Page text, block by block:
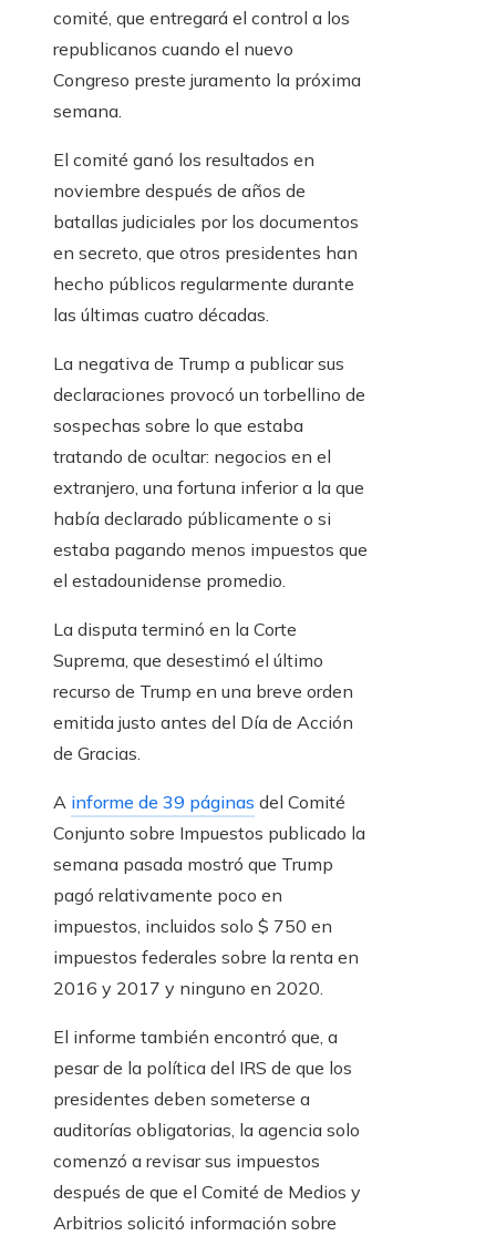
comité, que entregará el control a los
republicanos cuando el nuevo
Congreso preste juramento la próxima
semana.
El comité ganó los resultados en
noviembre después de años de
batallas judiciales por los documentos
en secreto, que otros presidentes han
hecho públicos regularmente durante
las últimas cuatro décadas.
La negativa de Trump a publicar sus
declaraciones provocó un torbellino de
sospechas sobre lo que estaba
tratando de ocultar: negocios en el
extranjero, una fortuna inferior a la que
había declarado públicamente o si
estaba pagando menos impuestos que
el estadounidense promedio.
La disputa terminó en la Corte
Suprema, que desestimó el último
recurso de Trump en una breve orden
emitida justo antes del Día de Acción
de Gracias.
A informe de 39 páginas del Comité
Conjunto sobre Impuestos publicado la
semana pasada mostró que Trump
pagó relativamente poco en
impuestos, incluidos solo $ 750 en
impuestos federales sobre la renta en
2016 y 2017 y ninguno en 2020.
El informe también encontró que, a
pesar de la política del IRS de que los
presidentes deben someterse a
auditorías obligatorias, la agencia solo
comenzó a revisar sus impuestos
después de que el Comité de Medios y
Arbitrios solicitó información sobre